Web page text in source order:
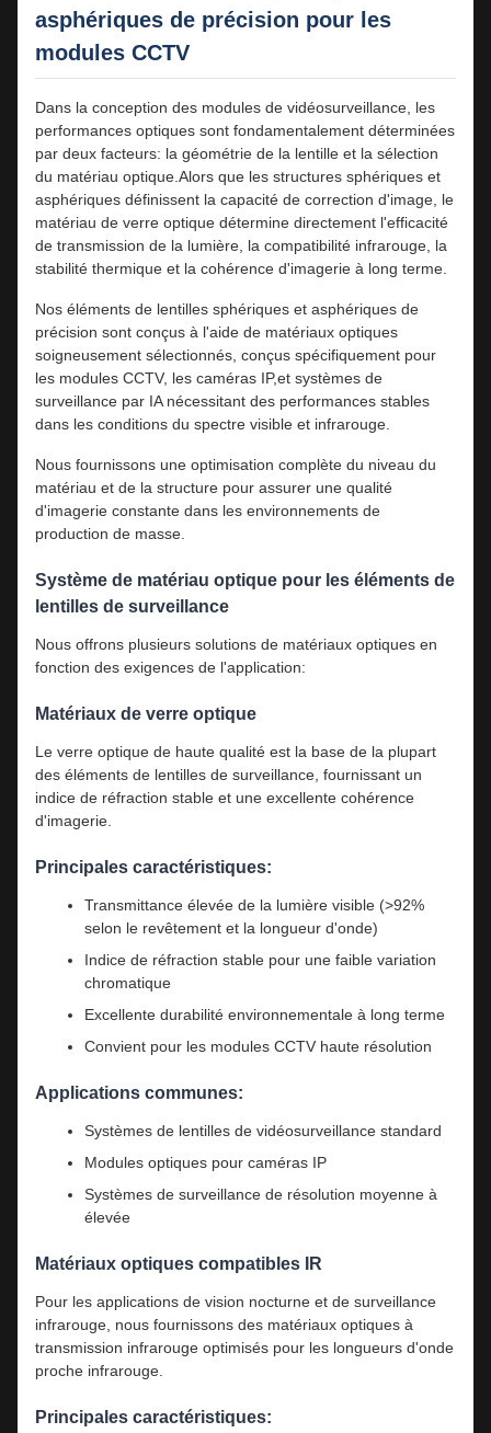
asphériques de précision pour les
modules CCTV
Dans la conception des modules de vidéosurveillance, les
performances optiques sont fondamentalement déterminées
par deux facteurs: la géométrie de la lentille et la sélection
du matériau optique.Alors que les structures sphériques et
asphériques définissent la capacité de correction d'image, le
matériau de verre optique détermine directement l'efficacité
de transmission de la lumière, la compatibilité infrarouge, la
stabilité thermique et la cohérence d'imagerie à long terme.
Nos éléments de lentilles sphériques et asphériques de
précision sont conçus à l'aide de matériaux optiques
soigneusement sélectionnés, conçus spécifiquement pour
les modules CCTV, les caméras IP,et systèmes de
surveillance par IA nécessitant des performances stables
dans les conditions du spectre visible et infrarouge.
Nous fournissons une optimisation complète du niveau du
matériau et de la structure pour assurer une qualité
d'imagerie constante dans les environnements de
production de masse.
Système de matériau optique pour les éléments de
lentilles de surveillance
Nous offrons plusieurs solutions de matériaux optiques en
fonction des exigences de l'application:
Matériaux de verre optique
Le verre optique de haute qualité est la base de la plupart
des éléments de lentilles de surveillance, fournissant un
indice de réfraction stable et une excellente cohérence
d'imagerie.
Principales caractéristiques:
Transmittance élevée de la lumière visible (>92%
selon le revêtement et la longueur d'onde)
Indice de réfraction stable pour une faible variation
chromatique
Excellente durabilité environnementale à long terme
Convient pour les modules CCTV haute résolution
Applications communes:
Systèmes de lentilles de vidéosurveillance standard
Modules optiques pour caméras IP
Systèmes de surveillance de résolution moyenne à
élevée
Matériaux optiques compatibles IR
Pour les applications de vision nocturne et de surveillance
infrarouge, nous fournissons des matériaux optiques à
transmission infrarouge optimisés pour les longueurs d'onde
proche infrarouge.
Principales caractéristiques: